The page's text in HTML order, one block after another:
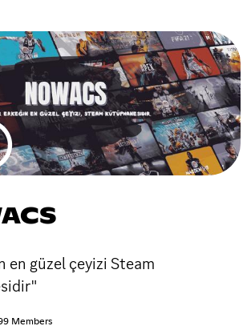
en güzel çeyizi Steam
Members